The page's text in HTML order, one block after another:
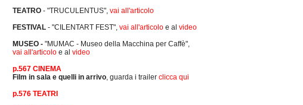
TEATRO - "TRUCULENTUS", vai all'articolo
FESTIVAL - "CILENTART FEST", vai all'articolo e al video
MUSEO - "MUMAC - Museo della Macchina per Caffè",
vai all'articolo e al video
p.567 CINEMA
Film in sala e quelli in arrivo , guarda i trailer clicca qui
p.576 TEATRI